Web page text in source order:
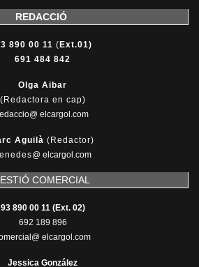
REDACCIÓ
890 00 11 ( Ext.01)
691 484 842
Olga Aibar
(Redactora en cap)
elcargol.com
Aguilà (Redactor)
@ elcargol.com
COMERCIAL
93 890 00 11 (Ext. 02)
692 189 896
elcargol.com
Jessica González